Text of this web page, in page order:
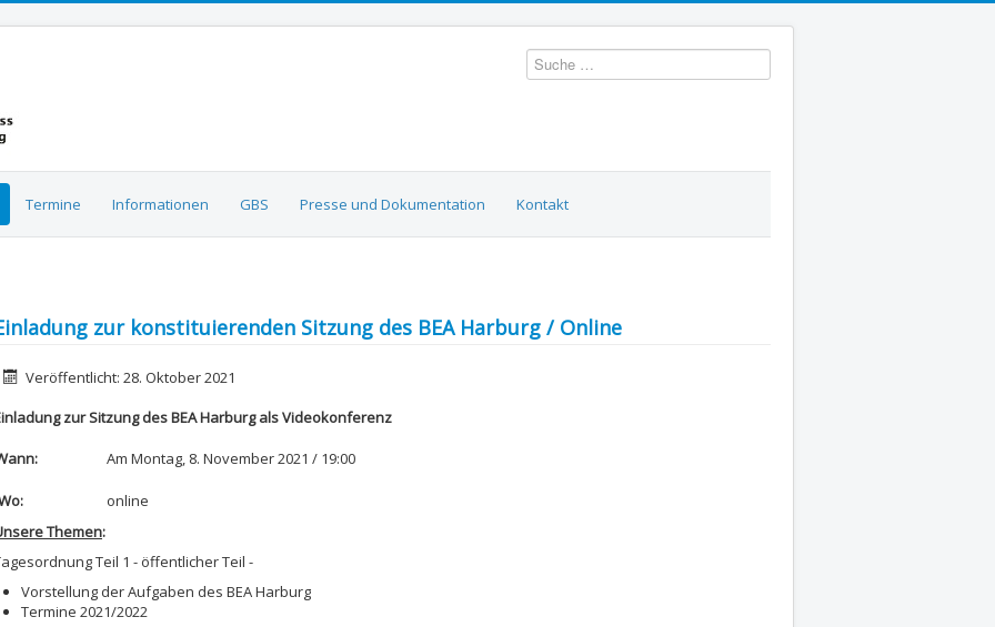
Suchen
Termine Informationen GBS Presse und Dokumentation Kontakt
zur konstituierenden Sitzung des BEA Harburg / Online
Veröffentlicht: 28. Oktober 2021
zur Sitzung des BEA Harburg als Videokonferenz
Am Montag, 8. November 2021 / 19:00
online
Themen:
Teil 1 - öffentlicher Teil -
Vorstellung der Aufgaben des BEA Harburg
Termine 2021/2022